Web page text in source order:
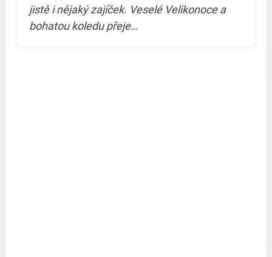
jistě i nějaký zajíček. Veselé Velikonoce a
bohatou koledu přeje…